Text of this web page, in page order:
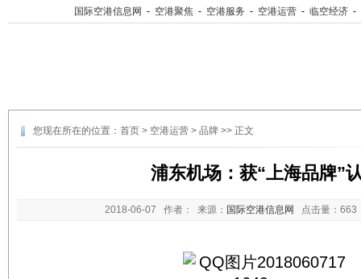
国际空港信息网 - 空港聚焦 - 空港服务 - 空港运营 - 临空经济 -
您现在所在的位置： 首页 > 空港运营 > 品牌 >> 正文
浦东机场：获“上海品牌”
2018-06-07 作者： 来源： 国际空港信息网 点击量：